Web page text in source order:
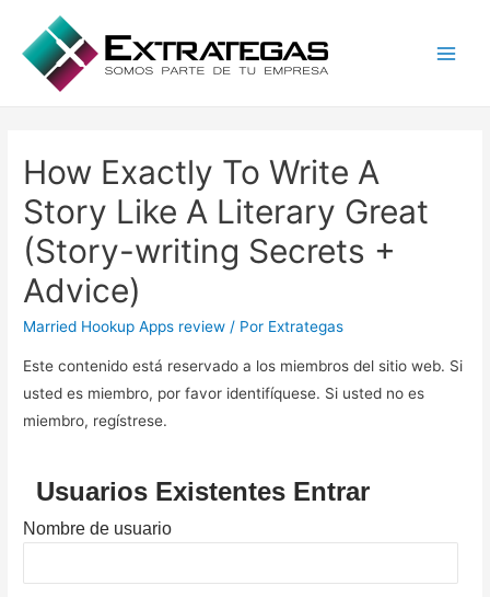
How Exactly To Write A
Story Like A Literary Great
(Story-writing Secrets +
Advice)
Married Hookup Apps review / Por Extrategas
Este contenido está reservado a los miembros del sitio web. Si
usted es miembro, por favor identifíquese. Si usted no es
miembro, regístrese.
Usuarios Existentes Entrar
Nombre de usuario